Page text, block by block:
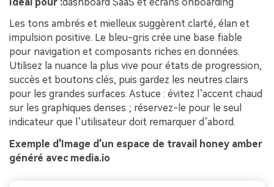
Les tons ambrés et mielleux suggèrent clarté, élan et
impulsion positive. Le bleu-gris crée une base fiable
pour navigation et composants riches en données.
Utilisez la nuance la plus vive pour états de progression,
succès et boutons clés, puis gardez les neutres clairs
pour les grandes surfaces. Astuce : évitez l’accent chaud
sur les graphiques denses ; réservez-le pour le seul
indicateur que l’utilisateur doit remarquer d’abord.
Exemple d'Image d'un espace de travail honey amber
généré avec media.io